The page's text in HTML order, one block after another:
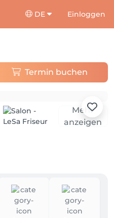
DE Einloggen
Termin buchen
Mehr
anzeigen